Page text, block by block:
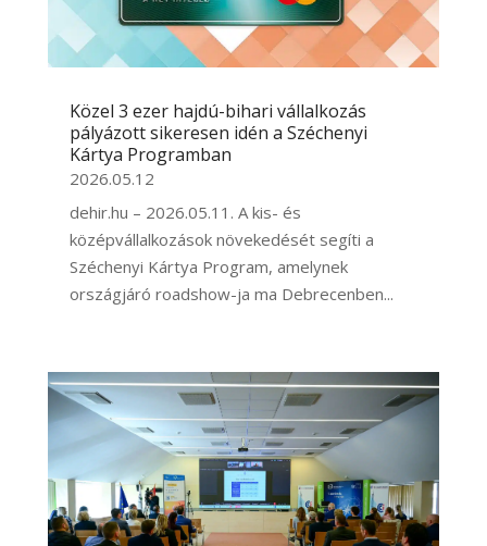
Közel 3 ezer hajdú-bihari vállalkozás
pályázott sikeresen idén a Széchenyi
Kártya Programban
2026.05.12
dehir.hu – 2026.05.11. A kis- és
középvállalkozások növekedését segíti a
Széchenyi Kártya Program, amelynek
országjáró roadshow-ja ma Debrecenben...